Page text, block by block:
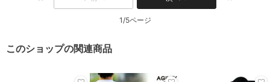
1/5ページ
このショップの関連商品